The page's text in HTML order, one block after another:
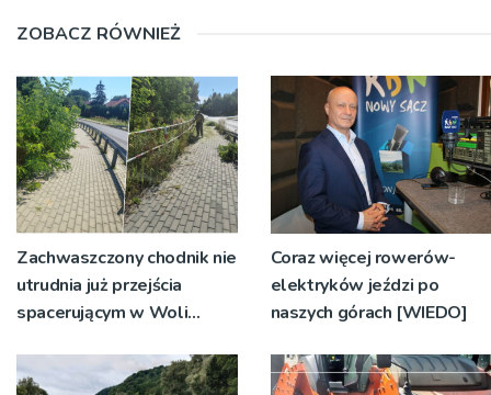
ZOBACZ RÓWNIEŻ
Zachwaszczony chodnik nie
utrudnia już przejścia
spacerującym w Woli
RDN
Coraz więcej rowerów-
elektryków jeździ po
naszych górach [WIEDO]